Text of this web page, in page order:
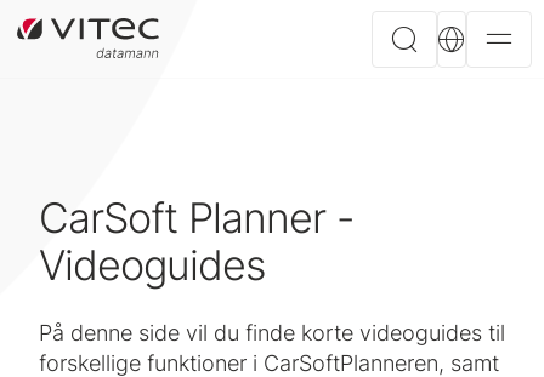
CarSoft Planner -
Videoguides
På denne side vil du finde korte videoguides til
forskellige funktioner i CarSoftPlanneren, samt